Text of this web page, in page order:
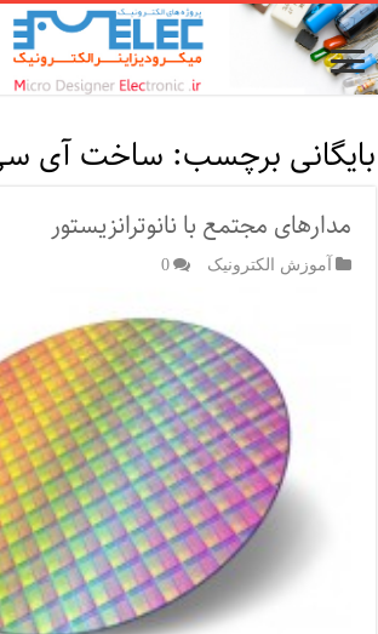
بایگانی برچسب: ساخت آی
مدارهای مجتمع با نانوترانزیستور
آموزش الکترونیک 0